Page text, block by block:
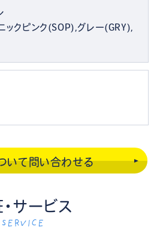
ックピンク(SOP),グレー(GRY),
いて問い合わせる
サービス
SERVICE